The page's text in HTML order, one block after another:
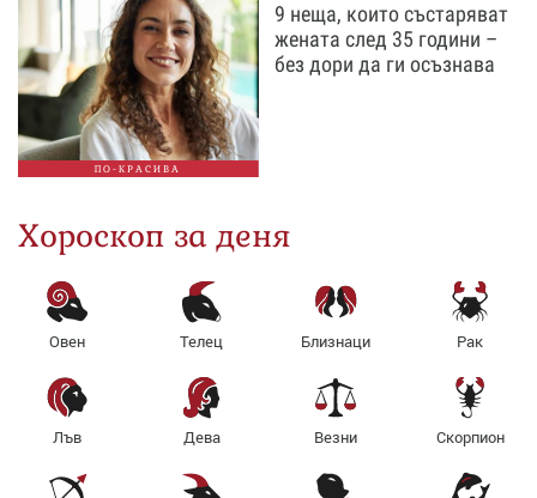
ПО-КРАСИВА
9 неща, които състаряват
жената след 35 години –
без дори да ги осъзнава
Хороскоп за деня
Овен Телец Близнаци Рак
Лъв Дева Везни Скорпион